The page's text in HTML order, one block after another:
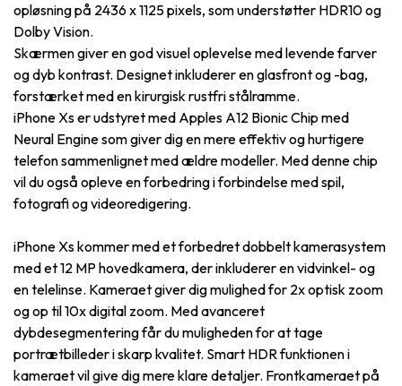
opløsning på 2436 x 1125 pixels, som understøtter HDR10 og
Dolby Vision.
Skærmen giver en god visuel oplevelse med levende farver
og dyb kontrast. Designet inkluderer en glasfront og -bag,
forstærket med en kirurgisk rustfri stålramme.
iPhone Xs er udstyret med Apples A12 Bionic Chip med
Neural Engine som giver dig en mere effektiv og hurtigere
telefon sammenlignet med ældre modeller. Med denne chip
vil du også opleve en forbedring i forbindelse med spil,
fotografi og videoredigering.
iPhone Xs kommer med et forbedret dobbelt kamerasystem
med et 12 MP hovedkamera, der inkluderer en vidvinkel- og
en telelinse. Kameraet giver dig mulighed for 2x optisk zoom
og op til 10x digital zoom. Med avanceret
dybdesegmentering får du muligheden for at tage
portrætbilleder i skarp kvalitet. Smart HDR funktionen i
kameraet vil give dig mere klare detaljer. Frontkameraet på